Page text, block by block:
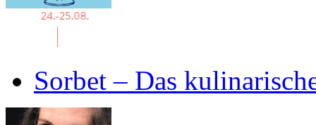
Sorbet – Das